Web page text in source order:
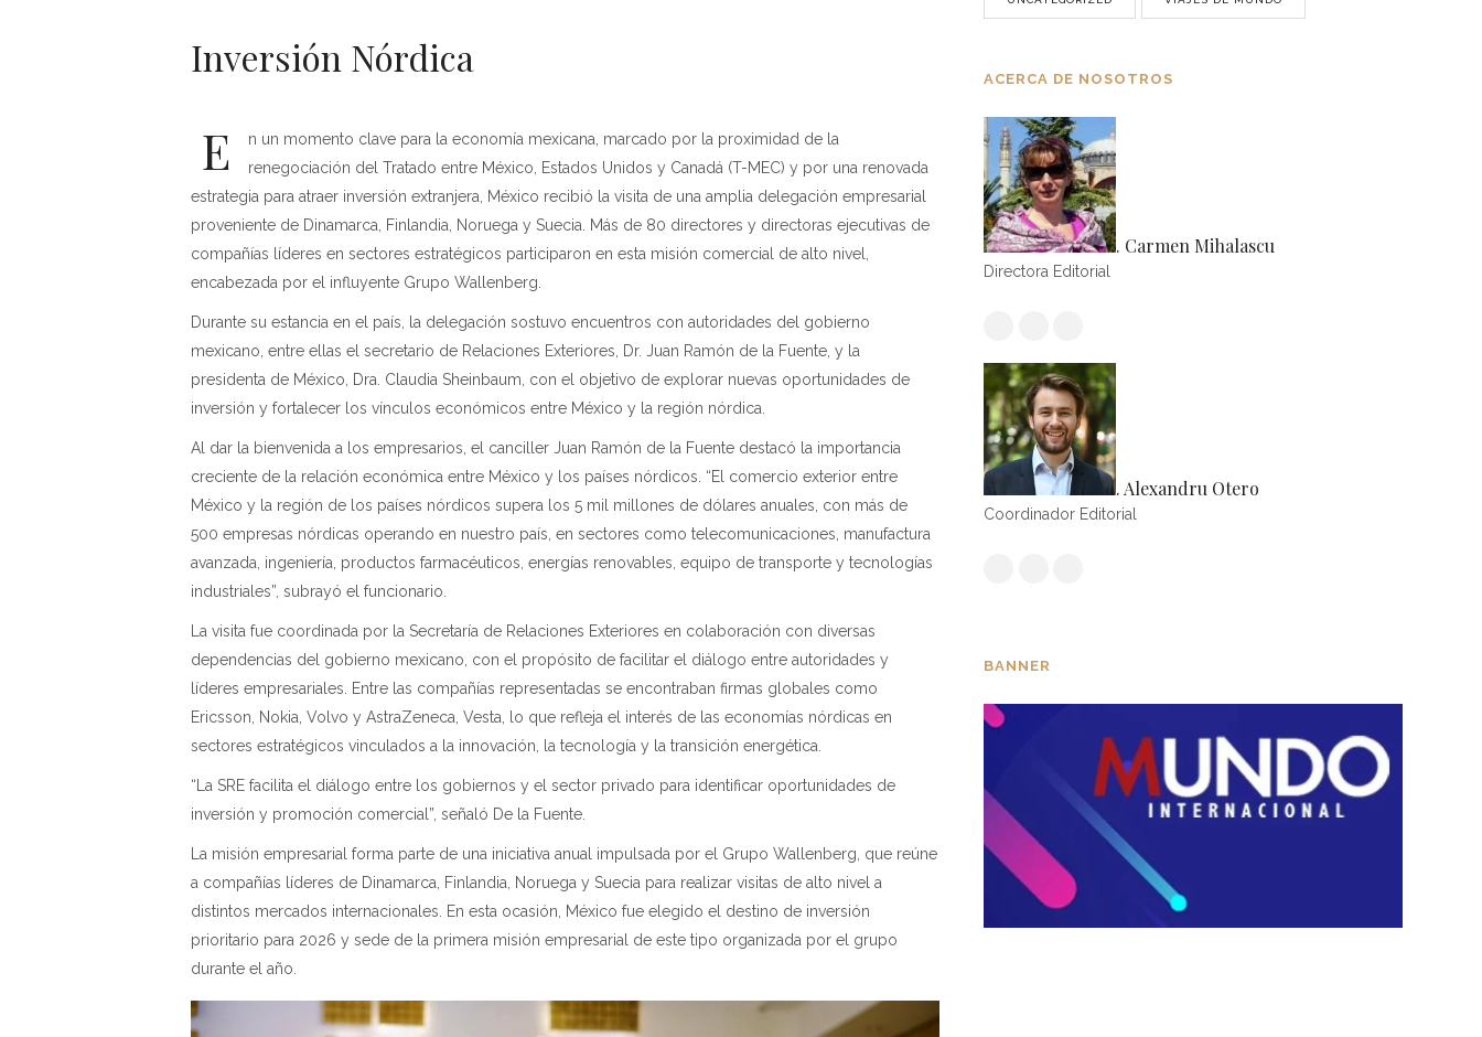
Inversión Nórdica
E
n un momento clave para la economía mexicana, marcado por la proximidad de la
renegociación del Tratado entre México, Estados Unidos y Canadá (T-MEC) y por una renovada
estrategia para atraer inversión extranjera, México recibió la visita de una amplia delegación empresarial
proveniente de Dinamarca, Finlandia, Noruega y Suecia. Más de 80 directores y directoras ejecutivas de
compañías líderes en sectores estratégicos participaron en esta misión comercial de alto nivel,
encabezada por el influyente Grupo Wallenberg.
Durante su estancia en el país, la delegación sostuvo encuentros con autoridades del gobierno
mexicano, entre ellas el secretario de Relaciones Exteriores, Dr. Juan Ramón de la Fuente, y la
presidenta de México, Dra. Claudia Sheinbaum, con el objetivo de explorar nuevas oportunidades de
inversión y fortalecer los vínculos económicos entre México y la región nórdica.
Al dar la bienvenida a los empresarios, el canciller Juan Ramón de la Fuente destacó la importancia
creciente de la relación económica entre México y los países nórdicos. “El comercio exterior entre
México y la región de los países nórdicos supera los 5 mil millones de dólares anuales, con más de
500 empresas nórdicas operando en nuestro país, en sectores como telecomunicaciones, manufactura
avanzada, ingeniería, productos farmacéuticos, energías renovables, equipo de transporte y tecnologías
industriales”, subrayó el funcionario.
La visita fue coordinada por la Secretaría de Relaciones Exteriores en colaboración con diversas
dependencias del gobierno mexicano, con el propósito de facilitar el diálogo entre autoridades y
líderes empresariales. Entre las compañías representadas se encontraban firmas globales como
Ericsson, Nokia, Volvo y AstraZeneca, Vesta, lo que refleja el interés de las economías nórdicas en
sectores estratégicos vinculados a la innovación, la tecnología y la transición energética.
“La SRE facilita el diálogo entre los gobiernos y el sector privado para identificar oportunidades de
inversión y promoción comercial”, señaló De la Fuente.
La misión empresarial forma parte de una iniciativa anual impulsada por el Grupo Wallenberg, que reúne
a compañías líderes de Dinamarca, Finlandia, Noruega y Suecia para realizar visitas de alto nivel a
distintos mercados internacionales. En esta ocasión, México fue elegido el destino de inversión
prioritario para 2026 y sede de la primera misión empresarial de este tipo organizada por el grupo
durante el año.
ACERCA DE NOSOTROS
. Carmen Mihalascu
Directora Editorial
. Alexandru Otero
Coordinador Editorial
BANNER